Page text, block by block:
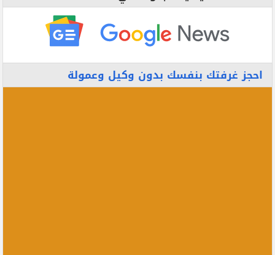
احجز غرفتك بنفسك بدون وكيل وعمولة